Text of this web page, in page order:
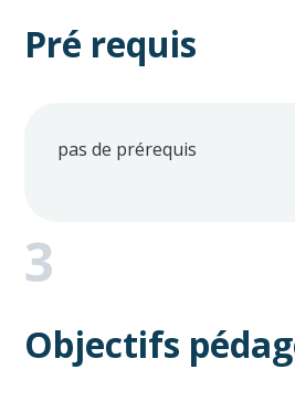
Pré requis
pas de prérequis
3
Objectifs